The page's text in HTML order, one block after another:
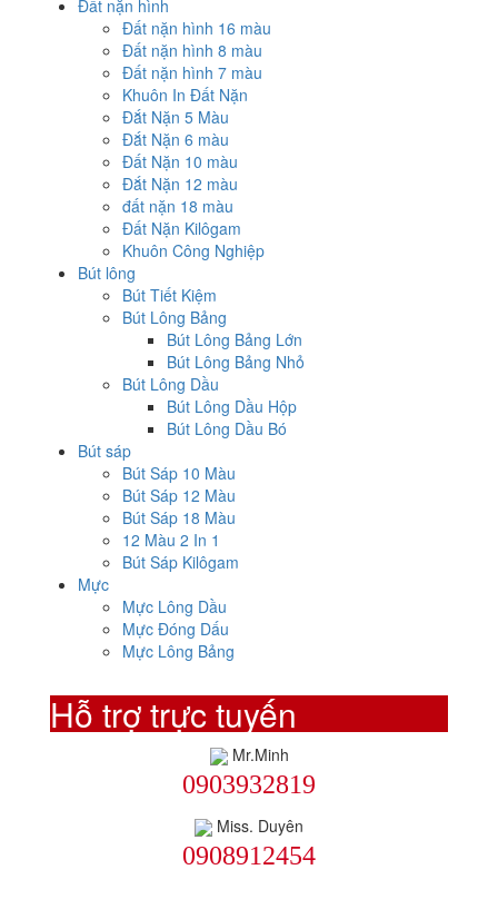
Đất nặn hình
Đất nặn hình 16 màu
Đất nặn hình 8 màu
Đất nặn hình 7 màu
Khuôn In Đất Nặn
Đắt Nặn 5 Màu
Đắt Nặn 6 màu
Đất Nặn 10 màu
Đắt Nặn 12 màu
đất nặn 18 màu
Đất Nặn Kilôgam
Khuôn Công Nghiệp
Bút lông
Bút Tiết Kiệm
Bút Lông Bảng
Bút Lông Bảng Lớn
Bút Lông Bảng Nhỏ
Bút Lông Dầu
Bút Lông Dầu Hộp
Bút Lông Dầu Bó
Bút sáp
Bút Sáp 10 Màu
Bút Sáp 12 Màu
Bút Sáp 18 Màu
12 Màu 2 In 1
Bút Sáp Kilôgam
Mực
Mực Lông Dầu
Mực Đóng Dấu
Mực Lông Bảng
Hỗ trợ trực tuyến
Mr.Minh
0903932819
Miss. Duyên
0908912454